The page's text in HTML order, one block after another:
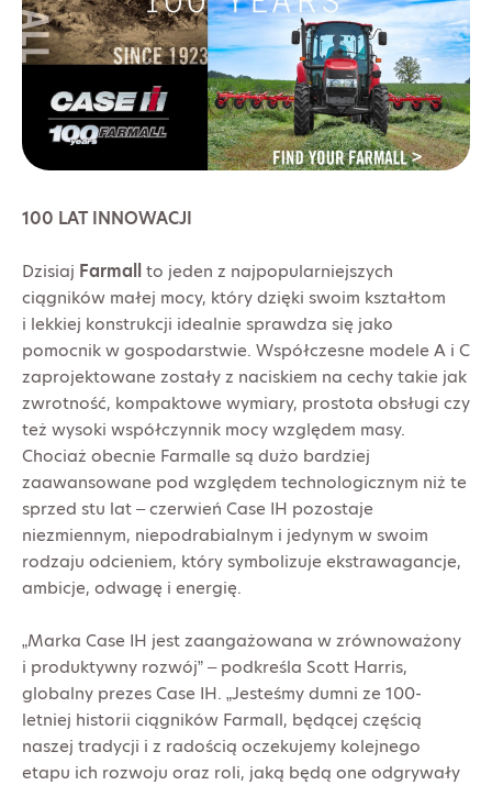
100 LAT INNOWACJI
Dzisiaj Farmallto jeden z najpopularniejszych
ciągników małej mocy, który dzięki swoim kształtom
i lekkiej konstrukcji idealnie sprawdza się jako
pomocnik w gospodarstwie. Współczesne modele A i C
zaprojektowane zostały z naciskiem na cechy takie jak
zwrotność, kompaktowe wymiary, prostota obsługi czy
też wysoki współczynnik mocy względem masy.
Chociaż obecnie Farmalle są dużo bardziej
zaawansowane pod względem technologicznym niż te
sprzed stu lat – czerwień Case IH pozostaje
niezmiennym, niepodrabialnym i jedynym w swoim
rodzaju odcieniem, który symbolizuje ekstrawagancje,
ambicje, odwagę i energię.
„Marka Case IH jest zaangażowana w zrównoważony
i produktywny rozwój” – podkreśla Scott Harris,
globalny prezes Case IH. „Jesteśmy dumni ze 100-
letniej historii ciągników Farmall, będącej częścią
naszej tradycji i z radością oczekujemy kolejnego
etapu ich rozwoju oraz roli, jaką będą one odgrywały